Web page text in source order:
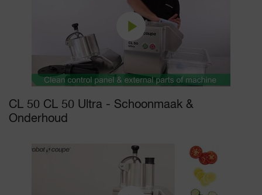
CL 50 CL 50 Ultra - Schoonmaak &
Onderhoud